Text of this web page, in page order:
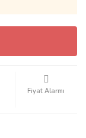
Fiyat Alarmı